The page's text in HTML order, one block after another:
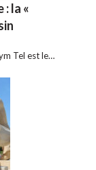
la «
Tel est le…